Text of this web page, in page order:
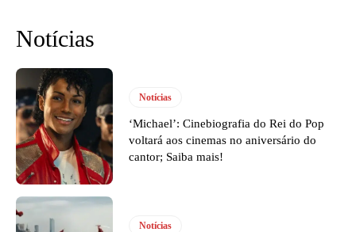
Notícias
Notícias
‘Michael’: Cinebiografia do Rei do Pop
voltará aos cinemas no aniversário do
cantor; Saiba mais!
Notícias